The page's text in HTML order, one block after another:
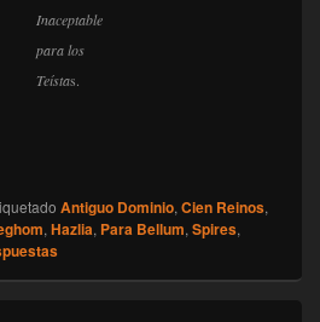
Inaceptable
para los
Teístas.
Trasfondo: La Caída del
Antiguo Dominio, Cien Reinos,
, Hazlia, Para Bellum, Spires,